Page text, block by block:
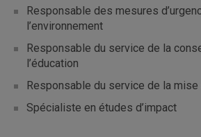
Responsable des mesures
l’environnement
Responsable du service de la
l’éducation
Responsable du service de la mise
Spécialiste en études d’impact